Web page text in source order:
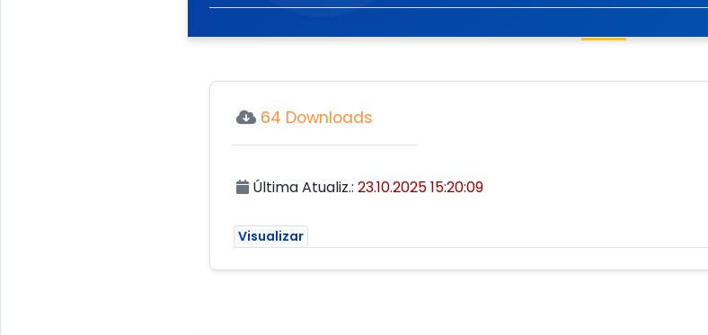
64 Downloads
Última Atualiz.: 23.10.2025 15:20:09
Visualizar